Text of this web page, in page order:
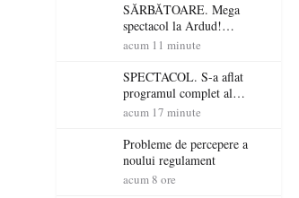
SĂRBĂTOARE. Mega
spectacol la Ardud!
ANTONIA, VUNK și
acum 11 minute
SPECTACOL. S-a aflat
programul complet al
Sărbătorii Castanelor 2026!
Rimes, Killa Fonic, Zdob și
Zdub și Fuego vin la Baia
acum 17 minute
Probleme de percepere a
noului regulament
acum 8 ore